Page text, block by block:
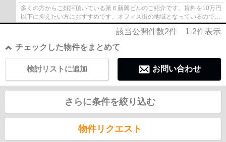
多くの方からご好評頂いている第６新興ビルのご紹介です。賃料を10万円
以下に抑えたい方におすすめです。オフィス街の地域となっているのでIT
向けとなっております。周辺には、徒歩4分...
該当公開件数2件 1-2件表示
チェックした物件をまとめて
お問い合わせ
検討リストに追加
さらに条件を絞り込む
物件リクエスト